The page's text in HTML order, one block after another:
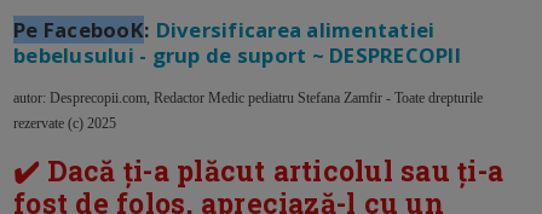
Pe FacebooK: Diversificarea alimentatiei
bebelusului - grup de suport ~ DESPRECOPII
autor: Desprecopii.com, Redactor Medic pediatru Stefana Zamfir - Toate drepturile
rezervate (c) 2025
✔️ Dacă ți-a plăcut articolul sau ți-a
fost de folos, apreciază-l cu un